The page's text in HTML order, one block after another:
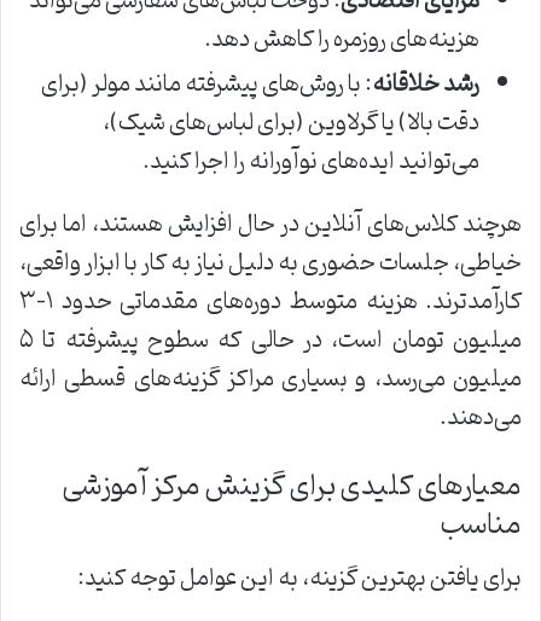
هزینه‌های روزمره را کاهش دهد.
رشد خلاقانه: با روش‌های پیشرفته مانند مولر (برای
دقت بالا) یا گرلاوین (برای لباس‌های شیک)،
می‌توانید ایده‌های نوآورانه را اجرا کنید.
هرچند کلاس‌های آنلاین در حال افزایش هستند، اما برای
خیاطی، جلسات حضوری به دلیل نیاز به کار با ابزار واقعی،
کارآمدترند. هزینه متوسط دوره‌های مقدماتی حدود ۱-۳
میلیون تومان است، در حالی که سطوح پیشرفته تا ۵
میلیون می‌رسد، و بسیاری مراکز گزینه‌های قسطی ارائه
می‌دهند.
معیارهای کلیدی برای گزینش مرکز آموزشی
مناسب
برای یافتن بهترین گزینه، به این عوامل توجه کنید: